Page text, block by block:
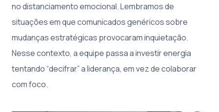
no distanciamento emocional. Lembramos de
situações em que comunicados genéricos sobre
mudanças estratégicas provocaram inquietação.
Nesse contexto, a equipe passa a investir energia
tentando “decifrar” a liderança, em vez de colaborar
com foco.